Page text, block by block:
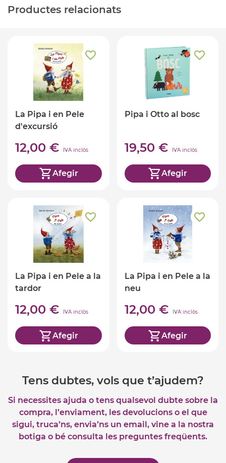
Productes relacionats
La Pipa i en Pele
d'excursió
12,00 € IVA inclòs
Afegir
Pipa i Otto al bosc
19,50 € IVA inclòs
Afegir
La Pipa i en Pele a la
tardor
12,00 € IVA inclòs
Afegir
La Pipa i en Pele a la
neu
12,00 € IVA inclòs
Afegir
Tens dubtes, vols que t’ajudem?
Si necessites ajuda o tens qualsevol dubte sobre la
compra, l’enviament, les devolucions o el que
sigui, truca’ns, envia’ns un email, vine a la nostra
botiga o bé consulta les preguntes freqüents.